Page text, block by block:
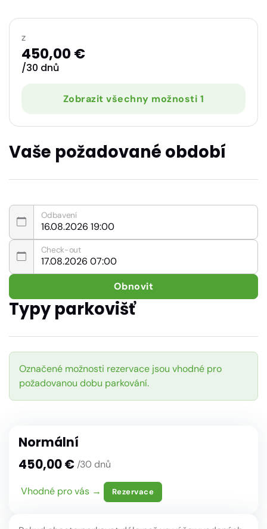
Vaše požadované období
Odbavení
Check-out
Obnovit
Typy parkovišť
Označené možnosti rezervace jsou vhodné pro
požadovanou dobu parkování.
Normální
450,00 €/30 dnů
Vhodné pro vás → Rezervace
z
450,00 €
/30 dnů
Zobrazit všechny možnosti 1